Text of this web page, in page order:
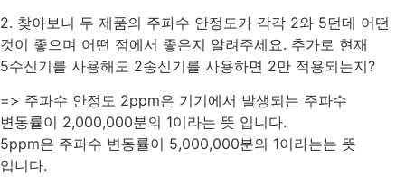
2. 찾아보니 두 제품의 주파수 안정도가 각각 2와 5던데 어떤
것이 좋으며 어떤 점에서 좋은지 알려주세요. 추가로 현재
5수신기를 사용해도 2송신기를 사용하면 2만 적용되는지?
=> 주파수 안정도 2ppm은 기기에서 발생되는 주파수
변동률이 2,000,000분의 1이라는 뜻 입니다.
5ppm은 주파수 변동률이 5,000,000분의 1이라는는 뜻
입니다.